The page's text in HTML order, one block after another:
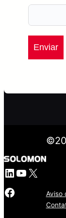
Enviar
LinkedIn
X
©
Aviso